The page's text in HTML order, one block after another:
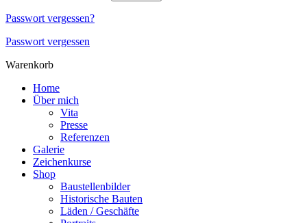
Passwort vergessen?
Passwort vergessen
Warenkorb
Home
Über mich
Vita
Presse
Referenzen
Galerie
Zeichenkurse
Shop
Baustellenbilder
Historische Bauten
Läden / Geschäfte